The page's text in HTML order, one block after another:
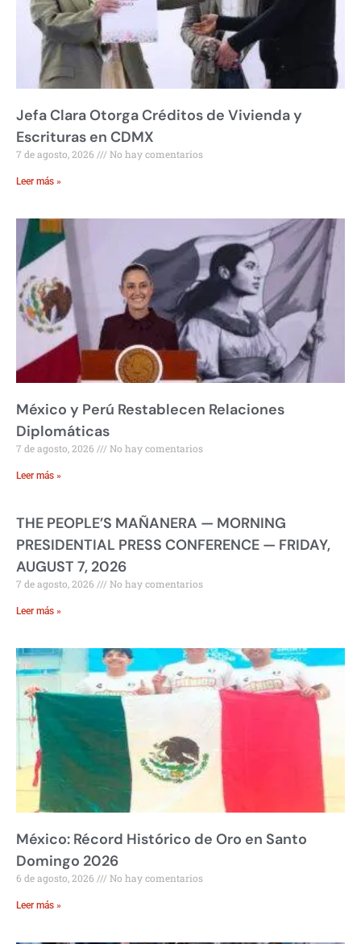
Jefa Clara Otorga Créditos de Vivienda y
Escrituras en CDMX
7 de agosto, 2026 No hay comentarios
Leer más »
México y Perú Restablecen Relaciones
Diplomáticas
7 de agosto, 2026 No hay comentarios
Leer más »
THE PEOPLE’S MAÑANERA — MORNING
PRESIDENTIAL PRESS CONFERENCE — FRIDAY,
AUGUST 7, 2026
7 de agosto, 2026 No hay comentarios
Leer más »
México: Récord Histórico de Oro en Santo
Domingo 2026
6 de agosto, 2026 No hay comentarios
Leer más »